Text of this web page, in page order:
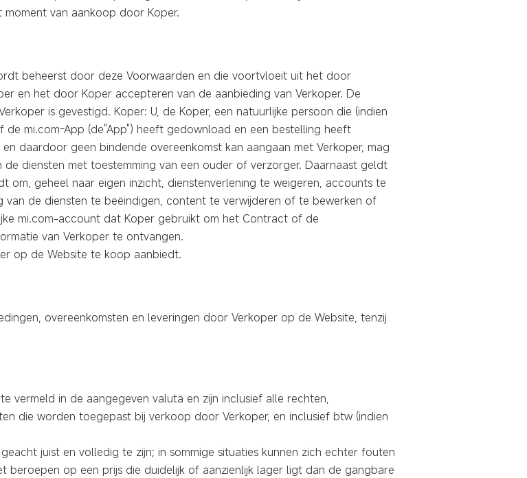
van aankoop door Koper.
beheerst door deze Voorwaarden en die voortvloeit uit het door
en het door Koper accepteren van de aanbieding van Verkoper. De
is gevestigd. Koper: U, de Koper, een natuurlijke persoon die (indien
de mi.com-App (de"App") heeft gedownload en een bestelling heeft
daardoor geen bindende overeenkomst kan aangaan met Verkoper, mag
diensten met toestemming van een ouder of verzorger. Daarnaast geldt
geheel naar eigen inzicht, dienstenverlening te weigeren, accounts te
de diensten te beëindigen, content te verwijderen of te bewerken of
mi.com-account dat Koper gebruikt om het Contract of de
van Verkoper te ontvangen.
op de Website te koop aanbiedt.
overeenkomsten en leveringen door Verkoper op de Website, tenzij
vermeld in de aangegeven valuta en zijn inclusief alle rechten,
die worden toegepast bij verkoop door Verkoper, en inclusief btw (indien
juist en volledig te zijn; in sommige situaties kunnen zich echter fouten
beroepen op een prijs die duidelijk of aanzienlijk lager ligt dan de gangbare